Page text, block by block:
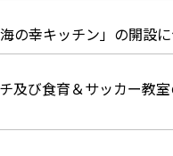
の幸キッチン」の開設
び食育＆サッカー教